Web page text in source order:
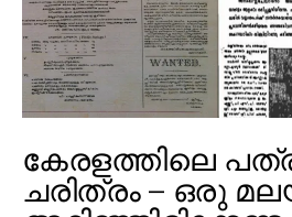
കേരളത്തിലെ
ചരിത്രം – ഒരു